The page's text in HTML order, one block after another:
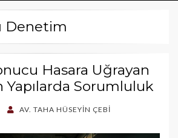
Denetim
Hasara Uğrayan
Yapılarda Sorumluluk
AV. TAHA HÜSEYIN ÇEBI